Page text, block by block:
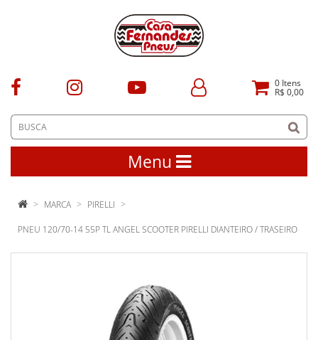
0 Itens
R$ 0,00
Menu
MARCA PIRELLI
PNEU 120/70-14 55P TL ANGEL SCOOTER PIRELLI DIANTEIRO / TRASEIRO